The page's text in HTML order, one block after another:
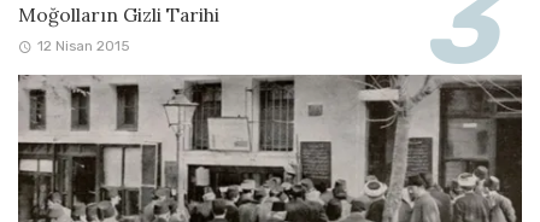
Moğolların Gizli Tarihi
12 Nisan 2015